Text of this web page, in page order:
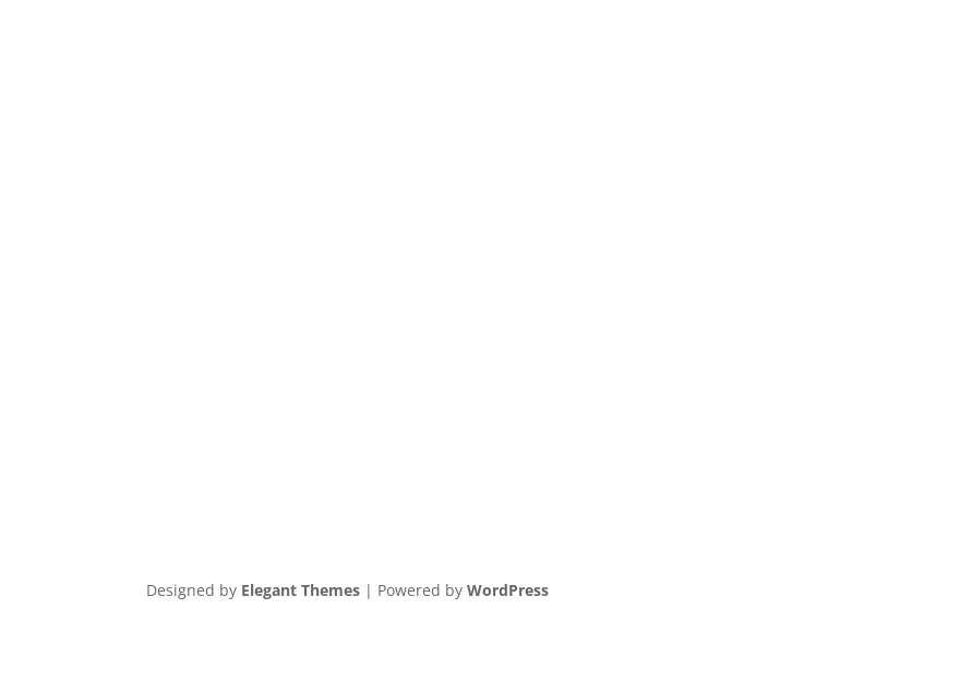
Designed by Elegant Themes | Powered byWordPress